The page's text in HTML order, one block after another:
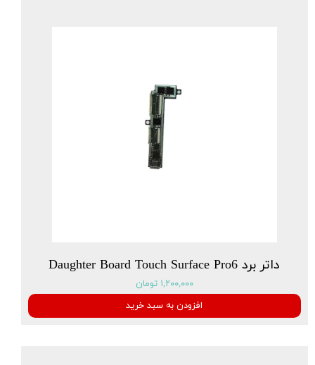
داتر برد Daughter Board Touch Surface Pro6
۱,۲۰۰,۰۰۰ تومان
افزودن به سبد خرید